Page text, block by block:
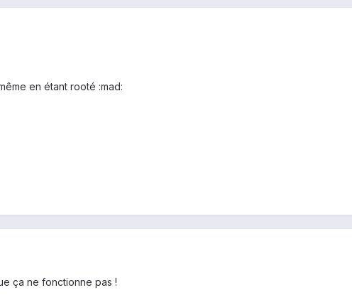
en étant rooté :mad:
ça ne fonctionne pas !